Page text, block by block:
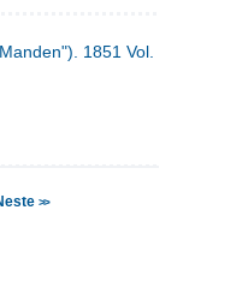
1851 Vol. 1 Nr. 6
>>